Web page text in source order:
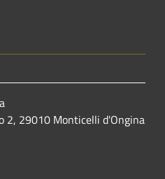
2, 29010 Monticelli d'Ongina